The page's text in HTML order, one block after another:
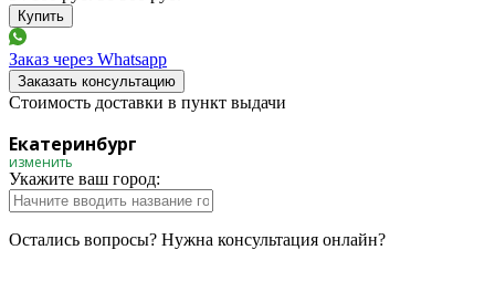
Заказ через Whatsapp
Заказать консультацию
Стоимость доставки в пункт выдачи
Екатеринбург
изменить
Укажите ваш город:
Остались вопросы? Нужна консультация онлайн?